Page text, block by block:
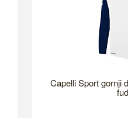
Capelli Sport gornji